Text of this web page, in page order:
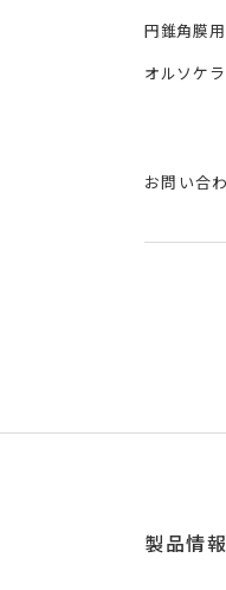
円錐角膜用
オルソケ
お問い合
製品情報